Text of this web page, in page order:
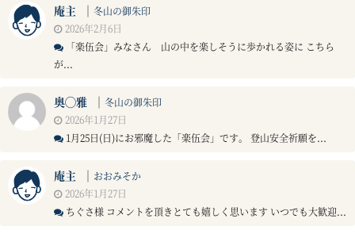
庵主 ｜ 冬山の御朱印
2026年2月6日
「楽伍会」みなさん 山の中を楽しそうに歩かれる姿に こちら
が...
奥◯雅 ｜ 冬山の御朱印
2026年1月27日
1月25日(日)にお邪魔した「楽伍会」です。 登山安全祈願を...
庵主 ｜ おおみそか
2026年1月27日
ちぐさ様 コメントを頂きとても嬉しく思います いつでも大歓迎...